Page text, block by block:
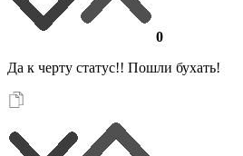
0
Да к черту статус!! Пошли бухать!